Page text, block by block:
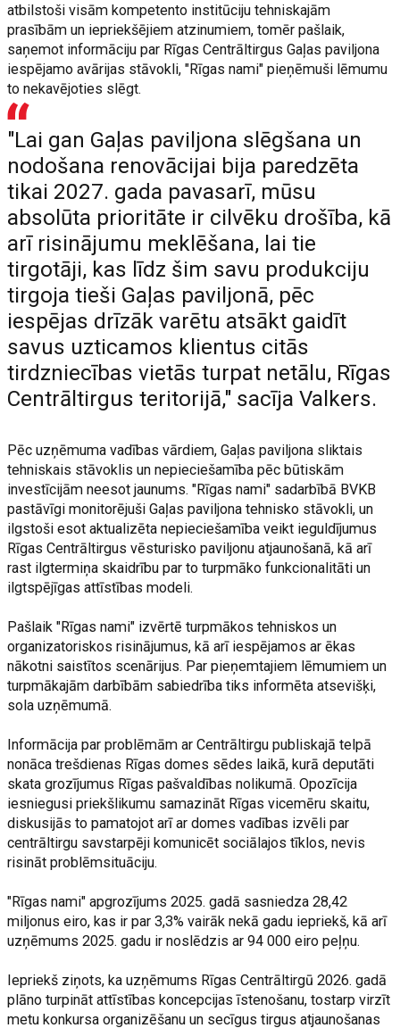
atbilstoši visām kompetento institūciju tehniskajām
prasībām un iepriekšējiem atzinumiem, tomēr pašlaik,
saņemot informāciju par Rīgas Centrāltirgus Gaļas paviljona
iespējamo avārijas stāvokli, "Rīgas nami" pieņēmuši lēmumu
to nekavējoties slēgt.
"Lai gan Gaļas paviljona slēgšana un
nodošana renovācijai bija paredzēta
tikai 2027. gada pavasarī, mūsu
absolūta prioritāte ir cilvēku drošība, kā
arī risinājumu meklēšana, lai tie
tirgotāji, kas līdz šim savu produkciju
tirgoja tieši Gaļas paviljonā, pēc
iespējas drīzāk varētu atsākt gaidīt
savus uzticamos klientus citās
tirdzniecības vietās turpat netālu, Rīgas
Centrāltirgus teritorijā," sacīja Valkers.
Pēc uzņēmuma vadības vārdiem, Gaļas paviljona sliktais
tehniskais stāvoklis un nepieciešamība pēc būtiskām
investīcijām neesot jaunums. "Rīgas nami" sadarbībā BVKB
pastāvīgi monitorējuši Gaļas paviljona tehnisko stāvokli, un
ilgstoši esot aktualizēta nepieciešamība veikt ieguldījumus
Rīgas Centrāltirgus vēsturisko paviljonu atjaunošanā, kā arī
rast ilgtermiņa skaidrību par to turpmāko funkcionalitāti un
ilgtspējīgas attīstības modeli.
Pašlaik "Rīgas nami" izvērtē turpmākos tehniskos un
organizatoriskos risinājumus, kā arī iespējamos ar ēkas
nākotni saistītos scenārijus. Par pieņemtajiem lēmumiem un
turpmākajām darbībām sabiedrība tiks informēta atsevišķi,
sola uzņēmumā.
Informācija par problēmām ar Centrāltirgu publiskajā telpā
nonāca trešdienas Rīgas domes sēdes laikā, kurā deputāti
skata grozījumus Rīgas pašvaldības nolikumā. Opozīcija
iesniegusi priekšlikumu samazināt Rīgas vicemēru skaitu,
diskusijās to pamatojot arī ar domes vadības izvēli par
centrāltirgu savstarpēji komunicēt sociālajos tīklos, nevis
risināt problēmsituāciju.
"Rīgas nami" apgrozījums 2025. gadā sasniedza 28,42
miljonus eiro, kas ir par 3,3% vairāk nekā gadu iepriekš, kā arī
uzņēmums 2025. gadu ir noslēdzis ar 94 000 eiro peļņu.
Iepriekš ziņots, ka uzņēmums Rīgas Centrāltirgū 2026. gadā
plāno turpināt attīstības koncepcijas īstenošanu, tostarp virzīt
metu konkursa organizēšanu un secīgus tirgus atjaunošanas